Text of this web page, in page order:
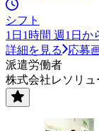
シフト
1日1時間 週1日か
詳細を見る
応募
派遣労働者
株式会社レソリュ